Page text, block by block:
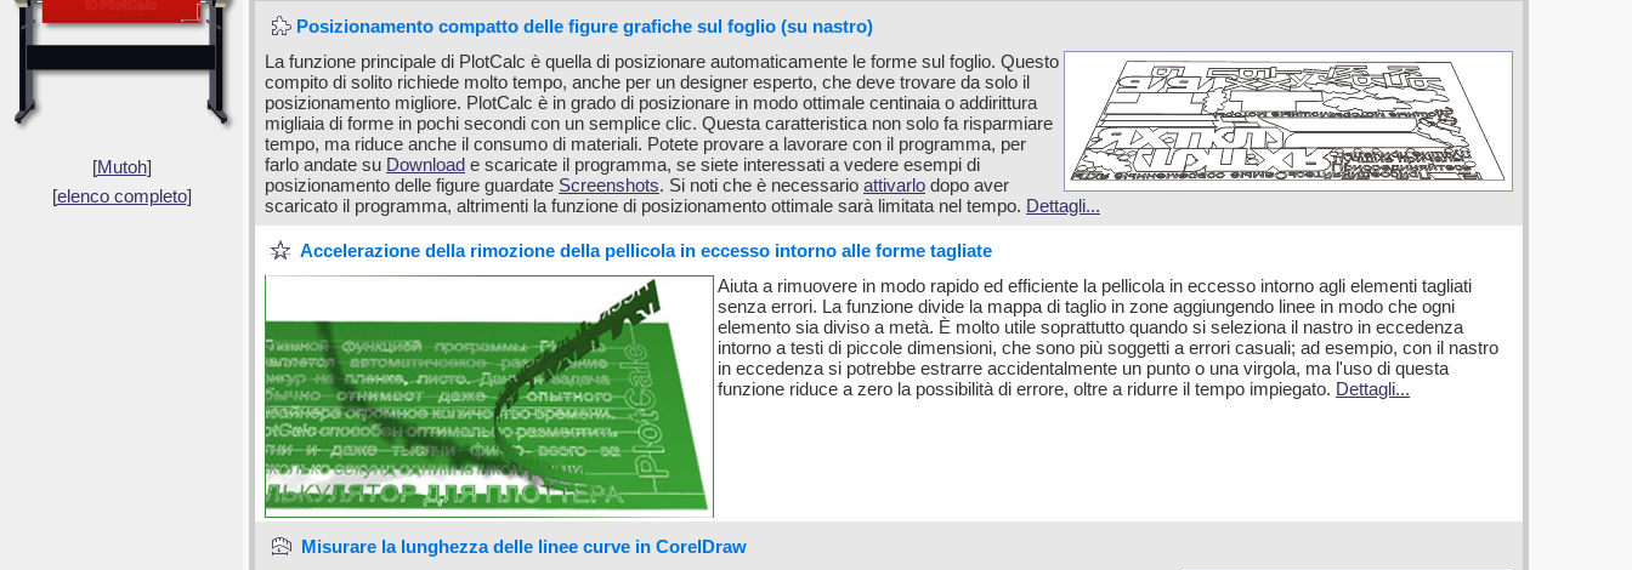
[Mutoh]
[elenco completo]
Posizionamento compatto delle figure grafiche sul foglio (su nastro)
La funzione principale di PlotCalc è quella di posizionare automaticamente le forme sul foglio. Questo
compito di solito richiede molto tempo, anche per un designer esperto, che deve trovare da solo il
posizionamento migliore. PlotCalc è in grado di posizionare in modo ottimale centinaia o addirittura
migliaia di forme in pochi secondi con un semplice clic. Questa caratteristica non solo fa risparmiare
tempo, ma riduce anche il consumo di materiali. Potete provare a lavorare con il programma, per
farlo andate su Download e scaricate il programma, se siete interessati a vedere esempi di
posizionamento delle figure guardate Screenshots. Si noti che è necessario attivarlo dopo aver
scaricato il programma, altrimenti la funzione di posizionamento ottimale sarà limitata nel tempo. Dettagli...
Accelerazione della rimozione della pellicola in eccesso intorno alle forme tagliate
Aiuta a rimuovere in modo rapido ed efficiente la pellicola in eccesso intorno agli elementi tagliati
senza errori. La funzione divide la mappa di taglio in zone aggiungendo linee in modo che ogni
elemento sia diviso a metà. È molto utile soprattutto quando si seleziona il nastro in eccedenza
intorno a testi di piccole dimensioni, che sono più soggetti a errori casuali; ad esempio, con il nastro
in eccedenza si potrebbe estrarre accidentalmente un punto o una virgola, ma l'uso di questa
funzione riduce a zero la possibilità di errore, oltre a ridurre il tempo impiegato. Dettagli...
Misurare la lunghezza delle linee curve in CorelDraw